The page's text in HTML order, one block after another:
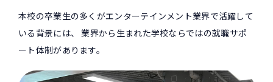
本校の卒業生の多くがエンターテインメント業界で活躍して
いる背景には、
業界から生まれた学校ならではの就職サポ
ート体制があります。